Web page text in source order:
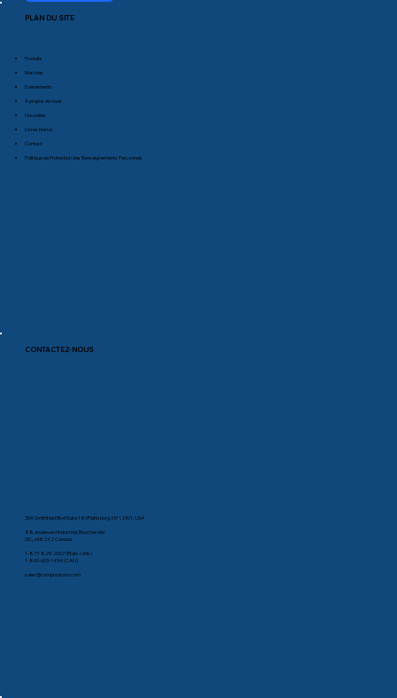
PLAN DU SITE
Produits
Marchés
Événements
À propos de nous
Nouvelles
Livres blancs
Contact
Politique de Protection des Renseignements Personnels
CONTACTEZ-NOUS
35A Smithfield Blvd Suite 180Plattsburg, NY 12901, USA
88, boulevard Industriel, Boucherville
QC, J4B 2X2 Canada
1-877-825-2007 (États-Unis)
1-800-603-1454 (CAN)
sales@comprodcom.com